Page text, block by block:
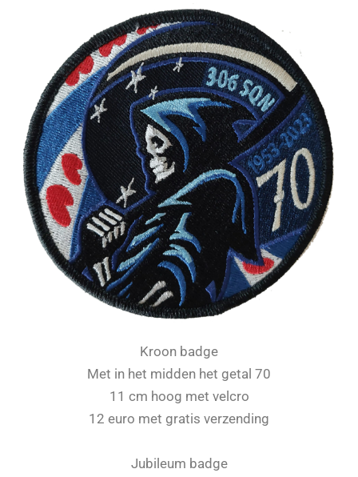
Kroon badge
Met in het midden het getal 70
11 cm hoog met velcro
12 euro met gratis verzending
Jubileum badge